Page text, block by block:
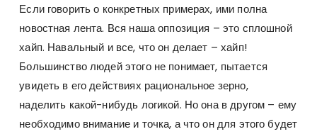
Если говорить о конкретных примерах, ими полна
новостная лента. Вся наша оппозиция – это сплошной
хайп. Навальный и все, что он делает – хайп!
Большинство людей этого не понимает, пытается
увидеть в его действиях рациональное зерно,
наделить какой-нибудь логикой. Но она в другом – ему
необходимо внимание и точка, а что он для этого будет